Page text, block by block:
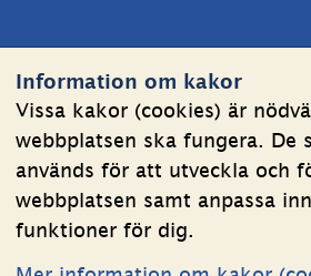
Information om kakor
Vissa kakor (cookies) är
webbplatsen ska fungera. De
används för att utveckla och
webbplatsen samt anpassa
funktioner för dig.
Om kakor
Behandling av personuppgifter
Tillgänglighetsredogörelse
Följ oss